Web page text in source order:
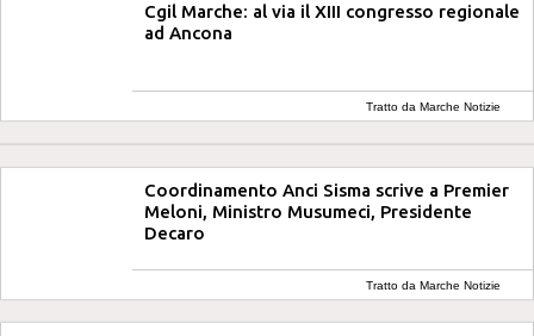
Cgil Marche: al via il XIII congresso regionale
ad Ancona
Tratto da Marche Notizie
Coordinamento Anci Sisma scrive a Premier
Meloni, Ministro Musumeci, Presidente
Decaro
Tratto da Marche Notizie